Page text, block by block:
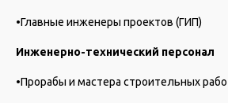
•Главные инженеры проектов (ГИП)
Инженерно-технический персонал
•Прорабы и мастера строительных